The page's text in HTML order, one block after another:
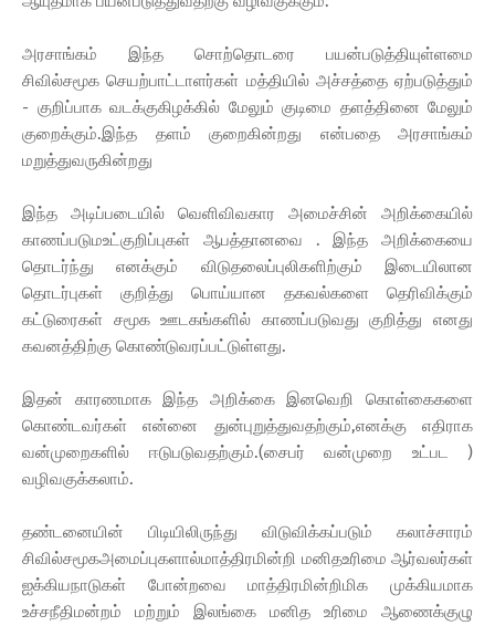
அரசாங்கம் இந்த சொற்தொடரை பயன்படுத்தியுள்ளமை
சிவில்சமூக செயற்பாட்டாளர்கள் மத்தியில் அச்சத்தை ஏற்படுத்தும்
- குறிப்பாக வடக்குகிழக்கில் மேலும் குடிமை தளத்தினை மேலும்
குறைக்கும்.இந்த தளம் குறைகின்றது என்பதை அரசாங்கம்
மறுத்துவருகின்றது
இந்த அடிப்படையில் வெளிவிவகார அமைச்சின் அறிக்கையில்
காணப்படுமஉட்குறிப்புகள் ஆபத்தானவை . இந்த அறிக்கையை
தொடர்ந்து எனக்கும் விடுதலைப்புலிகளிற்கும் இடையிலான
தொடர்புகள் குறித்து பொய்யான தகவல்களை தெரிவிக்கும்
கட்டுரைகள் சமூக ஊடகங்களில் காணப்படுவது குறித்து எனது
கவனத்திற்கு கொண்டுவரப்பட்டுள்ளது.
இதன் காரணமாக இந்த அறிக்கை இனவெறி கொள்கைகளை
கொண்டவர்கள் என்னை துன்புறுத்துவதற்கும்,எனக்கு எதிராக
வன்முறைகளில் ஈடுபடுவதற்கும்.(சைபர் வன்முறை உட்பட )
வழிவகுக்கலாம்.
தண்டனையின் பிடியிலிருந்து விடுவிக்கப்படும் கலாச்சாரம்
சிவில்சமூகஅமைப்புகளால்மாத்திரமின்றி மனிதஉரிமை ஆர்வலர்கள்
ஐக்கியநாடுகள் போன்றவை மாத்திரமின்றிமிக முக்கியமாக
உச்சநீதிமன்றம் மற்றும் இலங்கை மனித உரிமை ஆணைக்குழு